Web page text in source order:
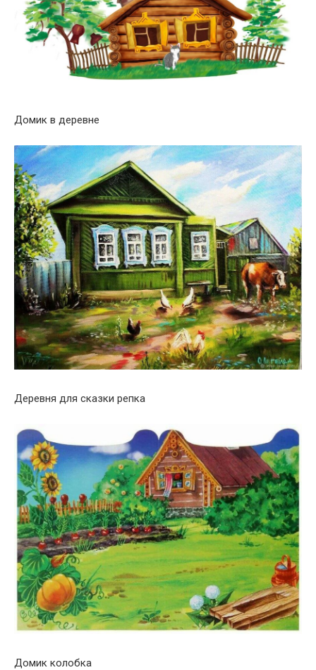
Домик в деревне
Деревня для сказки репка
Домик колобка